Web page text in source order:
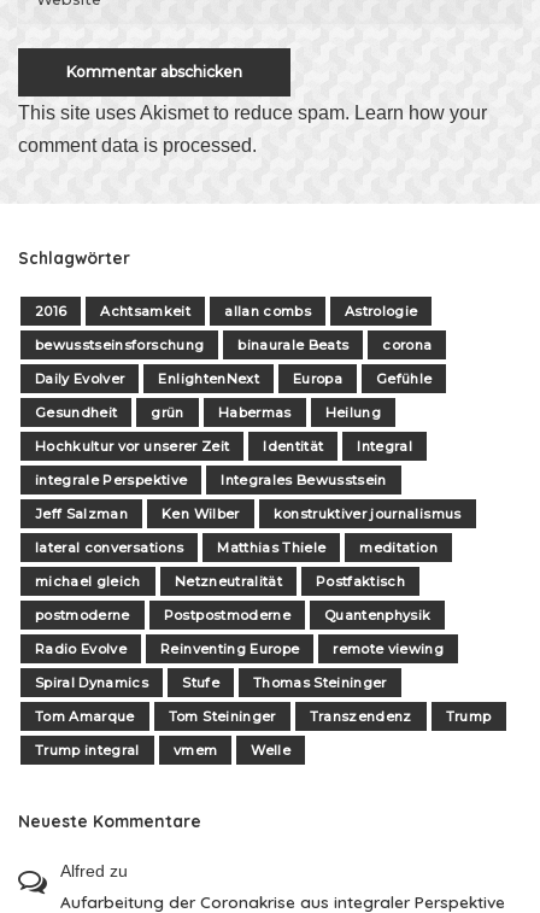
This site uses Akismet to reduce spam. Learn how your
comment data is processed.
Schlagwörter
2016 Achtsamkeit allan combs
Astrologie
bewusstseinsforschung
binaurale Beats
corona
Daily Evolver
EnlightenNext Europa
Gefühle
Gesundheit
grün Habermas
Heilung
Hochkultur vor unserer Zeit
Identität
Integral
integrale Perspektive
Integrales Bewusstsein
Jeff Salzman
Ken Wilber
konstruktiver journalismus
lateral conversations
Matthias Thiele
meditation
michael gleich
Netzneutralität
Postfaktisch
postmoderne
Postpostmoderne
Quantenphysik
Radio Evolve
Reinventing Europe
remote viewing
Spiral Dynamics
Stufe
Thomas Steininger
Tom Amarque
Tom Steininger Transzendenz
Trump
Trump integral
vmem Welle
Neueste Kommentare
Alfred zu
Aufarbeitung der Coronakrise aus integraler Perspektive